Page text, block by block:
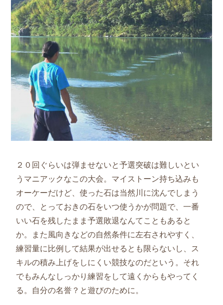
２０回ぐらいは弾ませないと予選突破は難しいとい
うマニアックなこの大会。マイストーン持ち込みも
オーケーだけど、使った石は当然川に沈んでしまう
ので、とっておきの石をいつ使うかが問題で、一番
いい石を残したまま予選敗退なんてこともあると
か。また風向きなどの自然条件に左右されやすく、
練習量に比例して結果が出せるとも限らないし、ス
キルの積み上げをしにくい競技なのだという。それ
でもみんなしっかり練習をして遠くからもやってく
る。自分の名誉？と遊びのために。